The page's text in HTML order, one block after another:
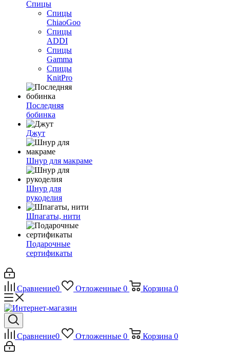
Спицы
Спицы
ChiaoGoo
Спицы
ADDI
Спицы
Gamma
Спицы
KnitPro
Последняя
бобинка
Джут
Шнур для макраме
Шнур для
рукоделия
Шпагаты, нити
Подарочные
сертификаты
Сравнение0 Отложенные 0 Корзина 0
Сравнение0 Отложенные 0 Корзина 0